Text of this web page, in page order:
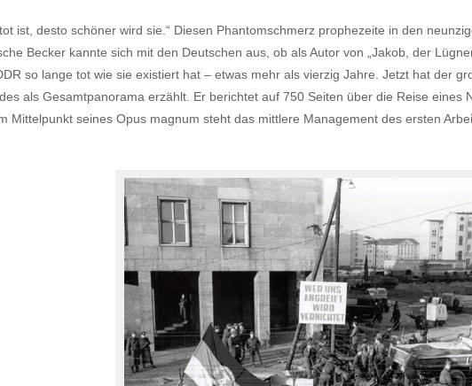
ist, desto schöner wird sie.“ Diesen Phantomschmerz prophezeite in den
Becker kannte sich mit den Deutschen aus, ob als Autor von „Jakob, der
so lange tot wie sie existiert hat – etwas mehr als vierzig Jahre. Jetzt hat der
als Gesamtpanorama erzählt. Er berichtet auf 750 Seiten über die Reise eines
Mittelpunkt seines Opus magnum steht das mittlere Management des ersten